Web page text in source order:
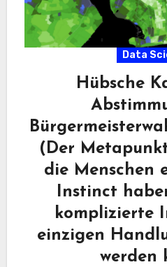
Data
Hübsche
(Der
die Menschen
Instinct
komplizierte
einzigen
werden